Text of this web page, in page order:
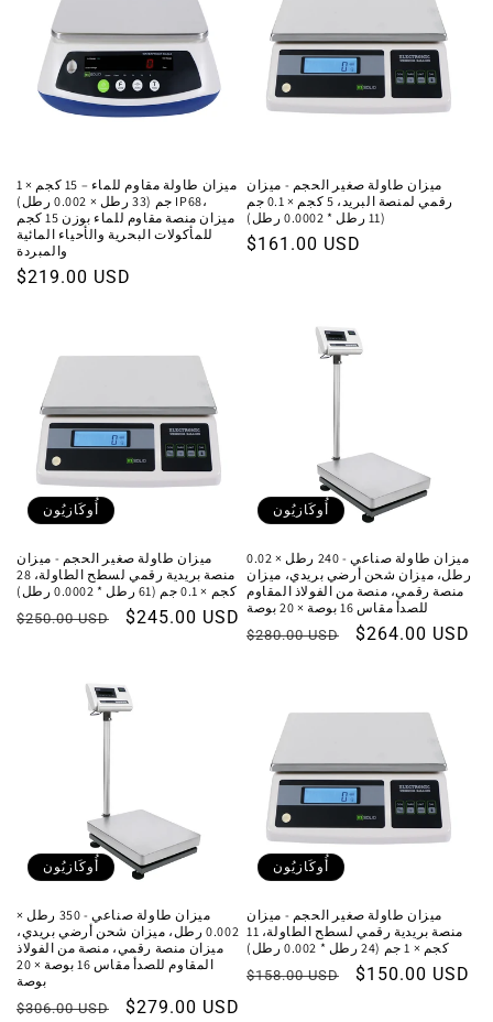
ميزان طاولة مقاوم للماء – 15 كجم × 1
جم (33 رطل × 0.002 رطل) IP68،
ميزان منصة مقاوم للماء بوزن 15 كجم
للمأكولات البحرية والأحياء المائية
والمبردة
السعر
$219.00 USD
ميزان طاولة صغير الحجم - ميزان
رقمي لمنصة البريد، 5 كجم × 0.1 جم
(11 رطل * 0.0002 رطل)
السعر
$161.00 USD
أُوكَازيُون
ميزان طاولة صغير الحجم - ميزان
منصة بريدية رقمي لسطح الطاولة، 28
كجم × 0.1 جم (61 رطل * 0.0002 رطل)
السعر
$250.00 USD
سعر
$245.00 USD
أُوكَازيُون
ميزان طاولة صناعي - 240 رطل × 0.02
رطل، ميزان شحن أرضي بريدي، ميزان
منصة رقمي، منصة من الفولاذ المقاوم
للصدأ مقاس 16 بوصة × 20 بوصة
السعر
$280.00 USD
سعر
$264.00 USD
أُوكَازيُون
ميزان طاولة صناعي - 350 رطل ×
0.002 رطل، ميزان شحن أرضي بريدي،
ميزان منصة رقمي، منصة من الفولاذ
المقاوم للصدأ مقاس 16 بوصة × 20
بوصة
السعر
$306.00 USD
سعر
$279.00 USD
أُوكَازيُون
ميزان طاولة صغير الحجم - ميزان
منصة بريدية رقمي لسطح الطاولة، 11
كجم × 1 جم (24 رطل * 0.002 رطل)
السعر
$158.00 USD
سعر
$150.00 USD